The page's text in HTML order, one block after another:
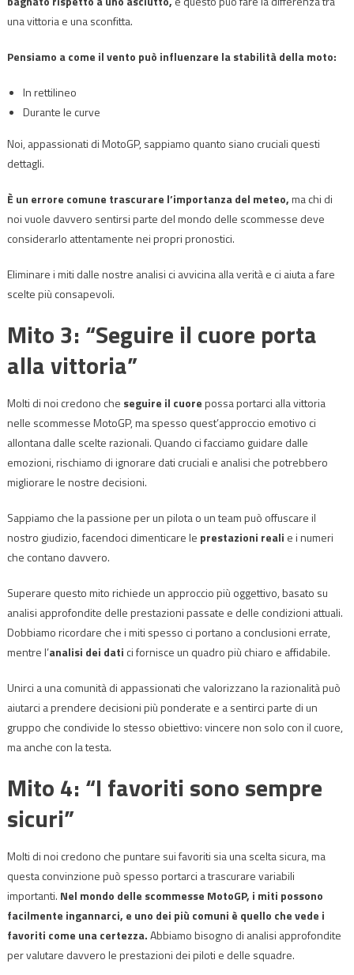
una vittoria e una sconfitta.
Pensiamo a come il vento può influenzare la stabilità della moto:
In rettilineo
Durante le curve
Noi, appassionati di MotoGP, sappiamo quanto siano cruciali questi
dettagli.
È un errore comune trascurare l’importanza del meteo,ma chi di
noi vuole davvero sentirsi parte del mondo delle scommesse deve
considerarlo attentamente nei propri pronostici.
Eliminare i miti dalle nostre analisi ci avvicina alla verità e ci aiuta a fare
scelte più consapevoli.
Mito 3: “Seguire il cuore porta
alla vittoria”
Molti di noi credono che seguire il cuorepossa portarci alla vittoria
nelle scommesse MotoGP, ma spesso quest’approccio emotivo ci
allontana dalle scelte razionali. Quando ci facciamo guidare dalle
emozioni, rischiamo di ignorare dati cruciali e analisi che potrebbero
migliorare le nostre decisioni.
Sappiamo che la passione per un pilota o un team può offuscare il
nostro giudizio, facendoci dimenticare le prestazioni reali e i numeri
che contano davvero.
Superare questo mito richiede un approccio più oggettivo, basato su
analisi approfondite delle prestazioni passate e delle condizioni attuali.
Dobbiamo ricordare che i miti spesso ci portano a conclusioni errate,
mentre l’analisi dei dati ci fornisce un quadro più chiaro e affidabile.
Unirci a una comunità di appassionati che valorizzano la razionalità può
aiutarci a prendere decisioni più ponderate e a sentirci parte di un
gruppo che condivide lo stesso obiettivo: vincere non solo con il cuore,
ma anche con la testa.
Mito 4: “I favoriti sono sempre
sicuri”
Molti di noi credono che puntare sui favoriti sia una scelta sicura, ma
questa convinzione può spesso portarci a trascurare variabili
importanti. Nel mondo delle scommesse MotoGP, i miti possono
facilmente ingannarci, e uno dei più comuni è quello che vede i
favoriti come una certezza.Abbiamo bisogno di analisi approfondite
per valutare davvero le prestazioni dei piloti e delle squadre.